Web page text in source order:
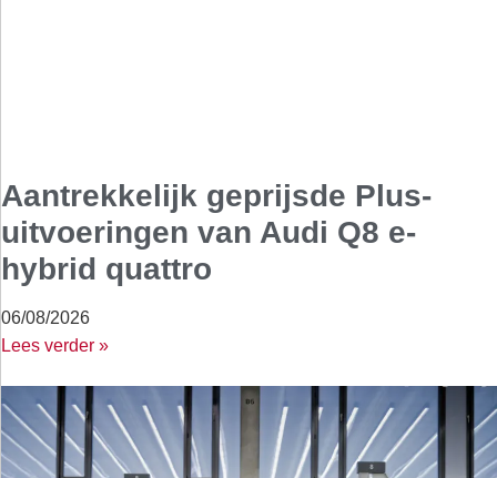
Aantrekkelijk geprijsde Plus-
uitvoeringen van Audi Q8 e-
hybrid quattro
06/08/2026
Lees verder »